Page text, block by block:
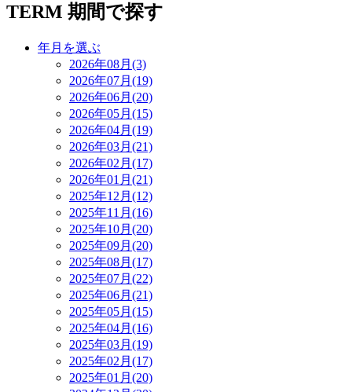
TERM 期間で探す
年月を選ぶ
2026年08月(3)
2026年07月(19)
2026年06月(20)
2026年05月(15)
2026年04月(19)
2026年03月(21)
2026年02月(17)
2026年01月(21)
2025年12月(12)
2025年11月(16)
2025年10月(20)
2025年09月(20)
2025年08月(17)
2025年07月(22)
2025年06月(21)
2025年05月(15)
2025年04月(16)
2025年03月(19)
2025年02月(17)
2025年01月(20)